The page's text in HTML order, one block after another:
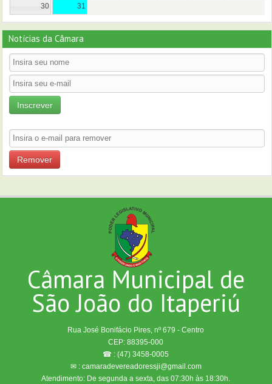
30 31
Notícias da Câmara
Inscrever
Remover
Câmara Municipal de
São João do Itaperiú
Rua José Bonifácio Pires, nº 679 - Centro
CEP: 88395-000
☎ : (47) 3458-0005
✉ : camaradevereadoressji@gmail.com
Atendimento: De segunda a sexta, das 07:30h às 18:30h.